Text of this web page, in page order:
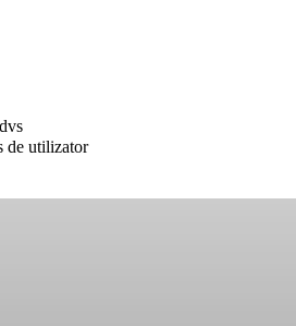
de utilizator